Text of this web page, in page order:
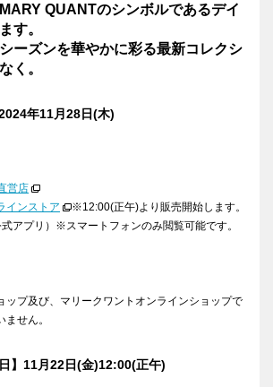
QUANTのシンボルであるデイ
す。
ーズンを華やかに彩る最新コレクシ
く。
年11月 28日(木)
営店
インストア
※12:00(正午)より販売開始します。
式アプリ） ※スマートフォンのみ閲覧可能です。
プ及び、マリークワントオンラインショップで
せん。
】11月22日(金)12:00(正午)